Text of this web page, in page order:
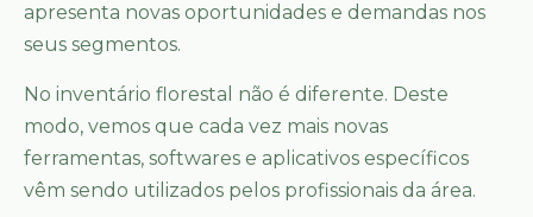
apresenta novas oportunidades e demandas nos
seus segmentos.
No inventário florestal não é diferente. Deste
modo, vemos que cada vez mais novas
ferramentas, softwares e aplicativos específicos
vêm sendo utilizados pelos profissionais da área.